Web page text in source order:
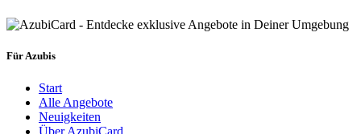
Für Azubis
Start
Alle Angebote
Neuigkeiten
Über AzubiCard